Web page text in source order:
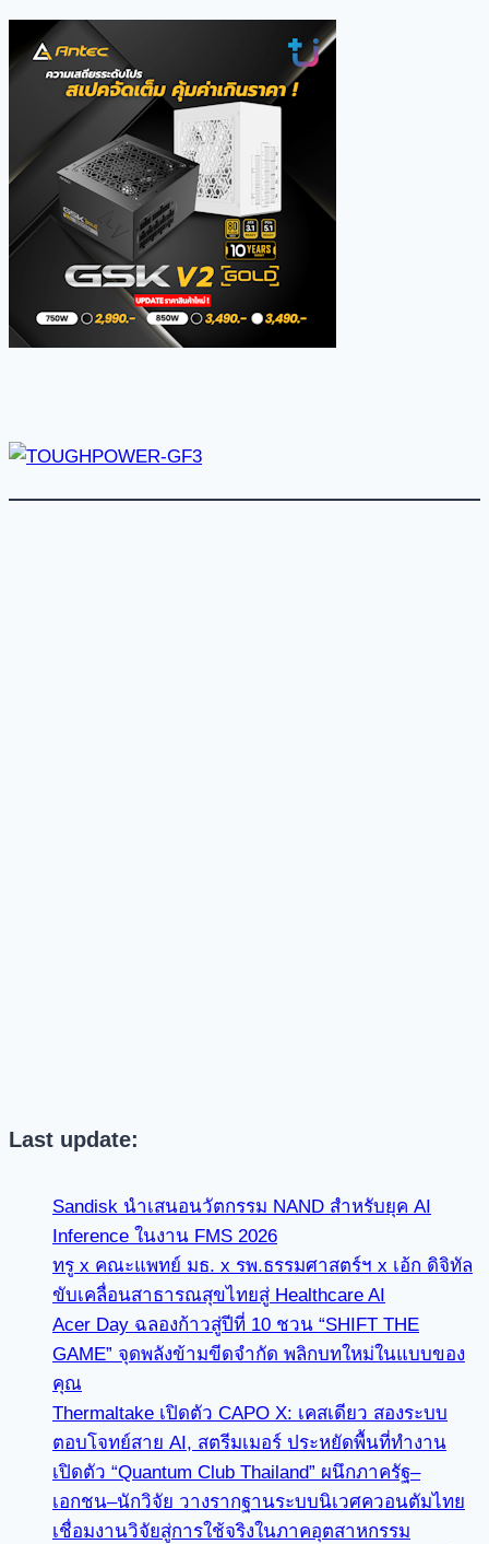
Last update:
Sandisk นำเสนอนวัตกรรม NAND สำหรับยุค AI
Inference ในงาน FMS 2026
ทรู x คณะแพทย์ มธ. x รพ.ธรรมศาสตร์ฯ x เอ้ก ดิจิทัล
ขับเคลื่อนสาธารณสุขไทยสู่ Healthcare AI
Acer Day ฉลองก้าวสู่ปีที่ 10 ชวน “SHIFT THE
GAME” จุดพลังข้ามขีดจำกัด พลิกบทใหม่ในแบบของ
คุณ
Thermaltake เปิดตัว CAPO X: เคสเดียว สองระบบ
ตอบโจทย์สาย AI, สตรีมเมอร์ ประหยัดพื้นที่ทำงาน
เปิดตัว “Quantum Club Thailand” ผนึกภาครัฐ–
เอกชน–นักวิจัย วางรากฐานระบบนิเวศควอนตัมไทย
เชื่อมงานวิจัยสู่การใช้จริงในภาคอุตสาหกรรม